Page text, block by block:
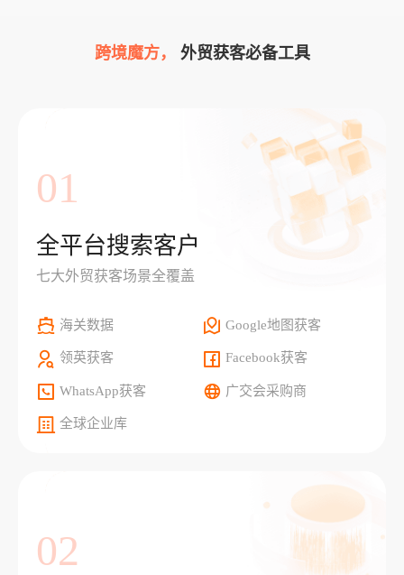
跨境魔方， 外贸获客必备工具
01
全平台搜索客户
七大外贸获客场景全覆盖
海关数据 Google地图获客
领英获客 Facebook获客
WhatsApp获客 广交会采购商
全球企业库
02